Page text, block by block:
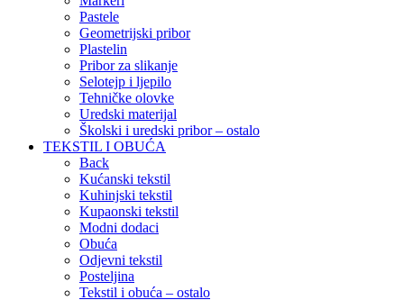
Pastele
Geometrijski pribor
Plastelin
Pribor za slikanje
Selotejp i ljepilo
Tehničke olovke
Uredski materijal
Školski i uredski pribor – ostalo
TEKSTIL I OBUĆA
Back
Kućanski tekstil
Kuhinjski tekstil
Kupaonski tekstil
Modni dodaci
Obuća
Odjevni tekstil
Posteljina
Tekstil i obuća – ostalo